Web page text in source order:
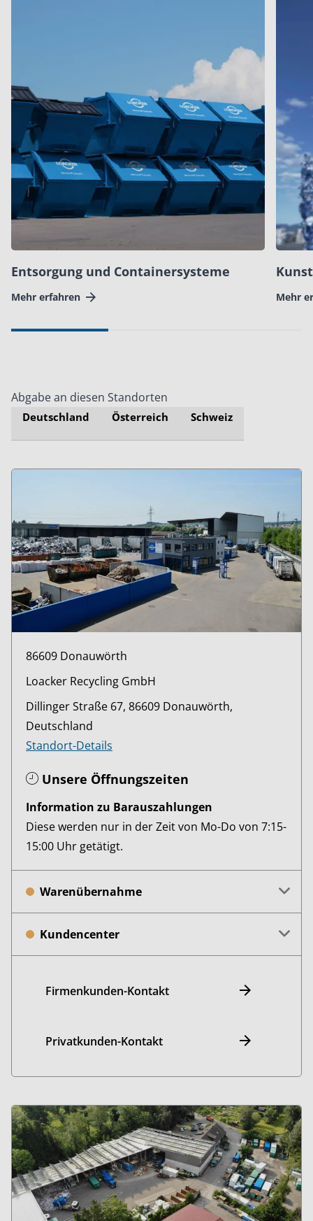
Entsorgung und Containersysteme
Mehr erfahren Mehr
Abgabe an diesen Standorten
Deutschland Österreich Schweiz
86609 Donauwörth
Loacker Recycling GmbH
Dillinger Straße 67, 86609 Donauwörth,
Deutschland
Standort-Details
Unsere Öffnungszeiten
Information zu Barauszahlungen
Diese werden nur in der Zeit von Mo-Do von 7:15-
15:00 Uhr getätigt.
Warenübernahme
Kundencenter
Firmenkunden-Kontakt
Privatkunden-Kontakt